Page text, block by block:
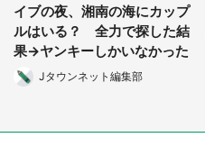
イブの夜、湘南の海にカップ
ルはいる？ 全力で探した結
果→ヤンキーしかいなかった
Jタウンネット編集部